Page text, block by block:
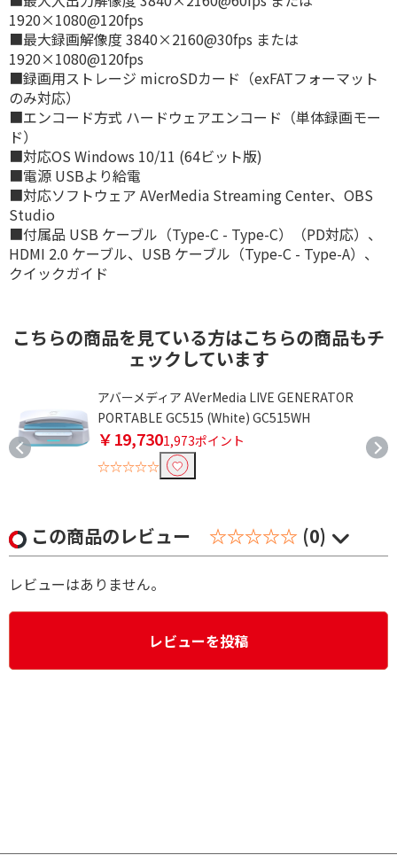
1920×1080@120fps
■最大録画解像度 3840×2160@30fps または
1920×1080@120fps
■録画用ストレージ microSDカード（exFATフォーマット
のみ対応）
■エンコード方式 ハードウェアエンコード（単体録画モー
ド）
■対応OS Windows 10/11 (64ビット版)
■電源 USBより給電
■対応ソフトウェア AVerMedia Streaming Center、OBS
Studio
■付属品 USB ケーブル（Type-C - Type-C）（PD対応）、
HDMI 2.0 ケーブル、USB ケーブル（Type-C - Type-A）、
クイックガイド
こちらの商品を見ている方はこちらの商品もチ
ェックしています
アバーメディア AVerMedia LIVE GENERATOR
PORTABLE GC515 (White) GC515WH
￥19,7301,973ポイント
☆☆☆☆☆
この商品のレビュー ☆☆☆☆☆ (0)
レビューはありません。
レビューを投稿